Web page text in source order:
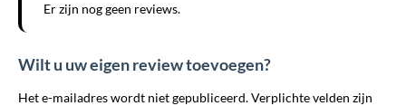
Er zijn nog geen reviews.
Wilt u uw eigen review toevoegen?
Het e-mailadres wordt niet gepubliceerd. Verplichte velden zijn